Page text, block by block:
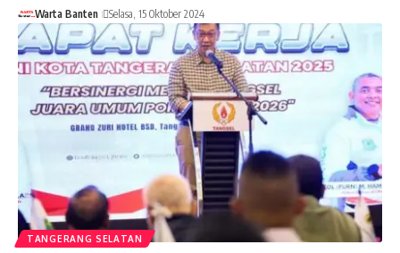
Warta Banten Selasa, 15 Oktober 2024
TANGERANG SELATAN